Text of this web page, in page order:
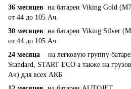
36 месяцев на батареи Viking Gold
от 44 до 105 Ач.
30 месяцев на батареи Viking Silver
от 44 до 105 Ач.
24 месяца на легковую группу
Standard, START ECO а также на
Ач) для всех АКБ